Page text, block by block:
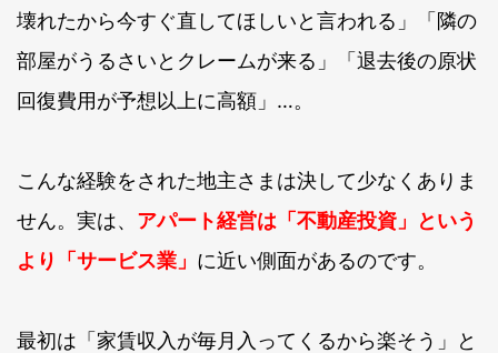
壊れたから今すぐ直してほしいと言われる」「隣の
部屋がうるさいとクレームが来る」「退去後の原状
回復費用が予想以上に高額」…。
こんな経験をされた地主さまは決して少なくありま
せん。実は、 アパート経営は「不動産投資」という
より「サービス業」 に近い側面があるのです。
最初は「家賃収入が毎月入ってくるから楽そう」と